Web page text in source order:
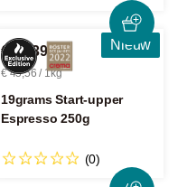
Nieuw
€ 11,39
€ 45,56 / 1kg
19grams Start-upper
Espresso 250g
(0)